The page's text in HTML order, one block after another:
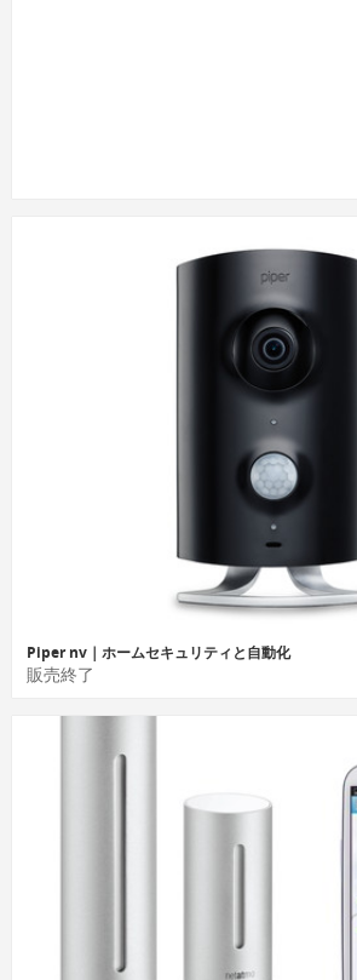
Piper nv｜ホームセキュリティと自動化
販売終了